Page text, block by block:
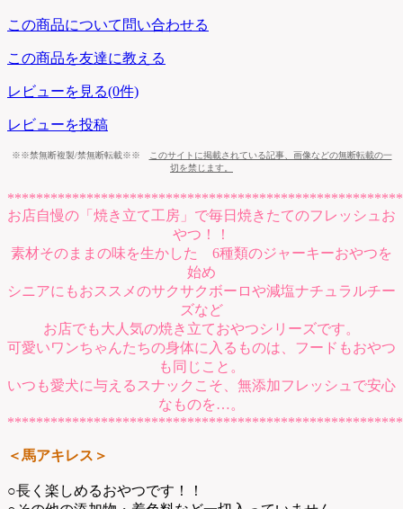
この商品について問い合わせる
この商品を友達に教える
レビューを見る(0件)
レビューを投稿
※※禁無断複製/禁無断転載※※
このサイトに掲載されている記事、画像などの無断転載の一
切を禁じます。
お店自慢の「焼き立て工房」で毎日焼きたてのフレッシュお
やつ！！
素材そのままの味を生かした 6種類のジャーキーおやつを
始め
シニアにもおススメのサクサクボーロや減塩ナチュラルチー
ズなど
お店でも大人気の焼き立ておやつシリーズです。
可愛いワンちゃんたちの身体に入るものは、フードもおやつ
も同じこと。
いつも愛犬に与えるスナックこそ、無添加フレッシュで安心
なものを…。
＜馬アキレス＞
○長く楽しめるおやつです！！